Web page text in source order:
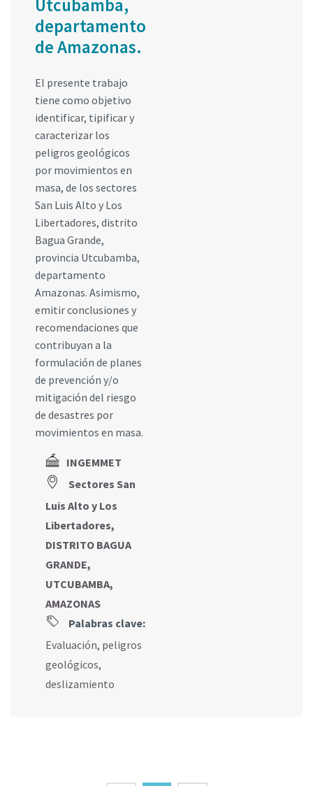
Utcubamba,
departamento
de Amazonas.
El presente trabajo
tiene como objetivo
identificar, tipificar y
caracterizar los
peligros geológicos
por movimientos en
masa, de los sectores
San Luis Alto y Los
Libertadores, distrito
Bagua Grande,
provincia Utcubamba,
departamento
Amazonas. Asimismo,
emitir conclusiones y
recomendaciones que
contribuyan a la
formulación de planes
de prevención y/o
mitigación del riesgo
de desastres por
movimientos en masa.
INGEMMET
Sectores San
Luis Alto y Los
Libertadores,
DISTRITO BAGUA
GRANDE,
UTCUBAMBA,
AMAZONAS
Palabras clave:
Evaluación, peligros
geológicos,
deslizamiento